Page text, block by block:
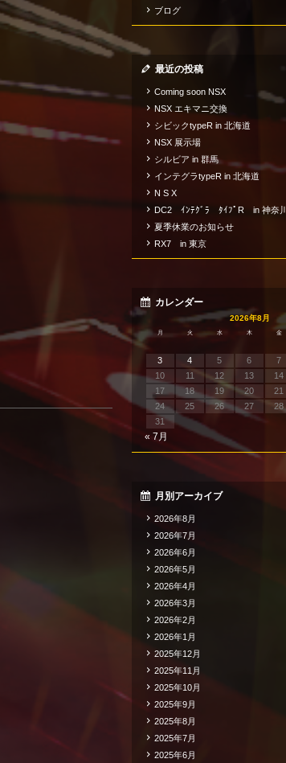
ブログ
最近の投稿
Coming soon NSX
NSX エキマニ交換
シビックtypeR in 北海道
NSX 展示場
シルビア in 群馬
インテグラtypeR in 北海道
N S X
DC2 ｲﾝﾃｸﾞﾗ ﾀｲﾌﾟR in 神奈川
夏季休業のお知らせ
RX7 in 東京
カレンダー
2026年8月
月 火 水 木 金
3
4 5 6 7
10
11 12 13 14
17
18 19 20 21
24
25 26 27 28
31
« 7月
月別アーカイブ
2026年8月
2026年7月
2026年6月
2026年5月
2026年4月
2026年3月
2026年2月
2026年1月
2025年12月
2025年11月
2025年10月
2025年9月
2025年8月
2025年7月
2025年6月